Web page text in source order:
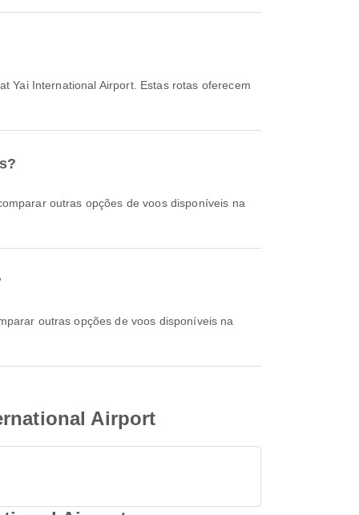
Yai International Airport. Estas rotas oferecem
Airport